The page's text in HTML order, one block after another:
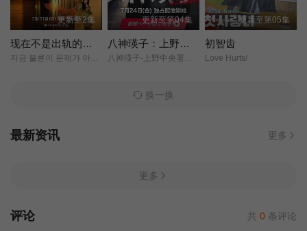
更新至2集
现在不是出轨的问题
更新至第04集
八神瑛子：上野中央署组织犯罪对策课
更新至第05集
初智齿
Love Hurts/
换一换
最新资讯 更多
更多
评论 共 0 条评论